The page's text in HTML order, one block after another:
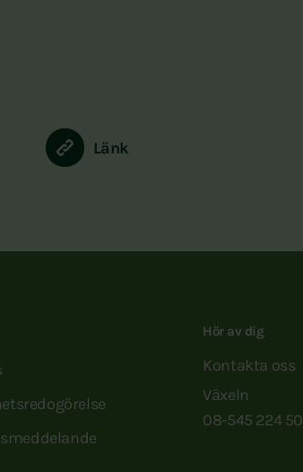
Länk
Hör av dig
Kontakta oss
Växeln
08-545 224 50